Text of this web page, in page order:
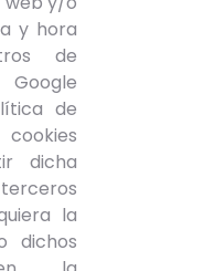
y hora
de
Google
de
dicha
la
dichos